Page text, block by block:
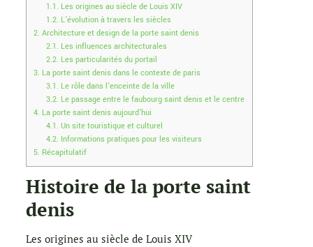
1.1. Les origines au siècle de Louis XIV
1.2. L’évolution à travers les siècles
2. Architecture et design de la porte saint denis
2.1. Les influences architecturales
2.2. Les particularités du portail
3. La porte saint denis dans le contexte de paris
3.1. Le rôle dans l’enceinte de la ville
3.2. Le passage entre le faubourg saint denis et le centre
4. La porte saint denis aujourd’hui
4.1. Un site touristique et culturel
4.2. Informations pratiques pour les visiteurs
5. Récapitulatif
Histoire de la porte saint
denis
Les origines au siècle de Louis XIV